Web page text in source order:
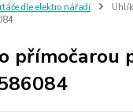
dle elektro nářadí
přímočarou